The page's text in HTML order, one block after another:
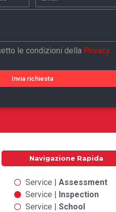
le condizioni della Privacy
Invia richiesta
Navigazione Rapida
Service |Assessment
Service | Inspection
Service |School